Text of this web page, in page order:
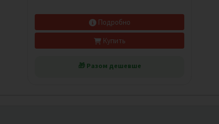
Подробно
Купить
🎁 Разом дешевше